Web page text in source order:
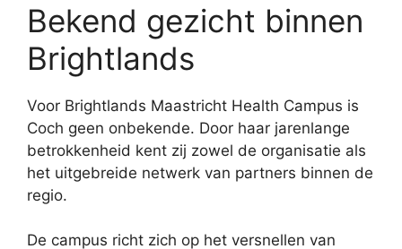
Bekend gezicht binnen
Brightlands
Voor Brightlands Maastricht Health Campus is
Coch geen onbekende. Door haar jarenlange
betrokkenheid kent zij zowel de organisatie als
het uitgebreide netwerk van partners binnen de
regio.
De campus richt zich op het versnellen van